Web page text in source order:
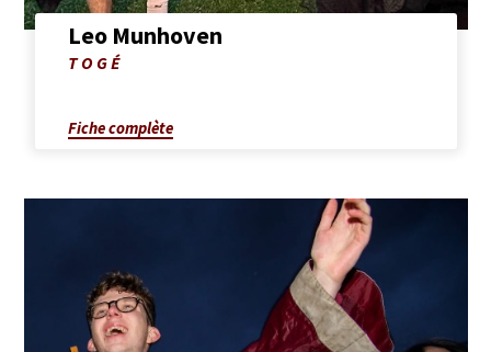
Photo
Munhoven
Leo Munhoven
TOGÉ
Fiche complète
complète